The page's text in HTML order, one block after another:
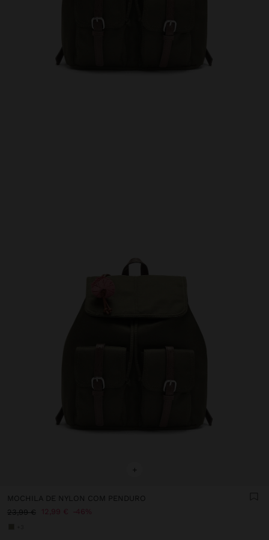
+
MOCHILA DE NYLON COM PENDURO
23,99 €
12,99 € 46%